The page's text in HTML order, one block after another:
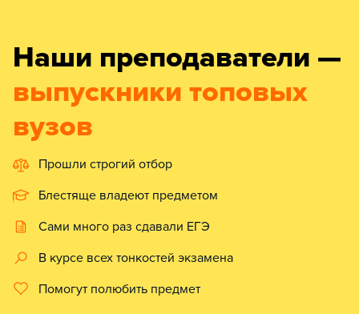
Наши преподаватели —
выпускники топовых
вузов
Прошли строгий отбор
Блестяще владеют предметом
Сами много раз сдавали ЕГЭ
В курсе всех тонкостей экзамена
Помогут полюбить предмет